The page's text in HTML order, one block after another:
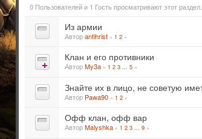
0 Пользователей и 1 Гость просматривают этот раздел.
Из армии
Авторantihrist « 1 2 »
Клан и его противники
АвторMy3a « 1 2 3 ... 5 »
Знайте их в лицо, не советую
Автор Pawa90 « 1 2 »
Офф клан, офф вар
АвторMalyshka « 1 2 3 ... 9 »